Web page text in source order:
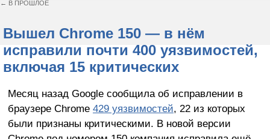
← В ПРОШЛОЕ
Вышел Chrome 150 — в нём
исправили почти 400 уязвимостей,
включая 15 критических
Месяц назад Google сообщила об исправлении в
браузере Chrome 429 уязвимостей, 22 из которых
были признаны критическими. В новой версии